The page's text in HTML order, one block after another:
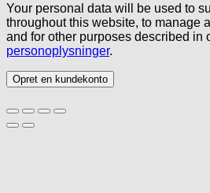
Your personal data will be used to
throughout this website, to manage
and for other purposes described in
personoplysninger.
Opret en kundekonto